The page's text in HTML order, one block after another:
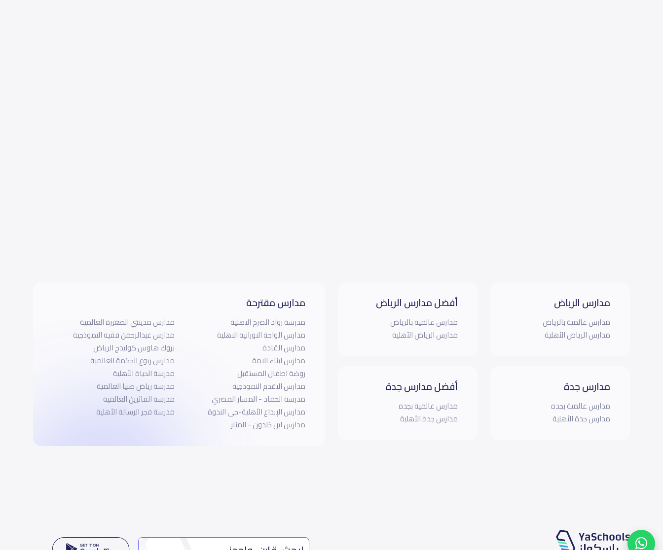
مدارس الرياض
مدارس عالمية بالرياض
مدارس الرياض الأهلية
مدارس جدة
مدارس عالمية بجده
مدارس جدة الأهلية
أفضل مدارس الرياض
مدارس عالمية بالرياض
مدارس الرياض الأهلية
أفضل مدارس جدة
مدارس عالمية بجده
مدارس جدة الأهلية
مدارس مقترحة
مدرسة رواد الصرح الاهلية
مدارس الواحة النورانية الاهلية
مدارس القادة
مدارس ابناء الامة
روضة اطفال المستقبل
مدارس التقدم النموذجية
مدرسة الحماد - المسار المصري
مدارس الإبداع الأهلية-حى الندوة
مدارس ابن خلدون - المنار
مدارس مدينتي الصغيرة العالمية
مدارس عبدالرحمن فقيه النموذجية
بروك هاوس كوليدج الرياض
مدارس ربوع الحكمة العالمية
مدرسة الحياة الأهلية
مدرسة رياض صبيا العالمية
مدرسة الفائزين العالمية
مدرسة فجر الرسالة الأهلية